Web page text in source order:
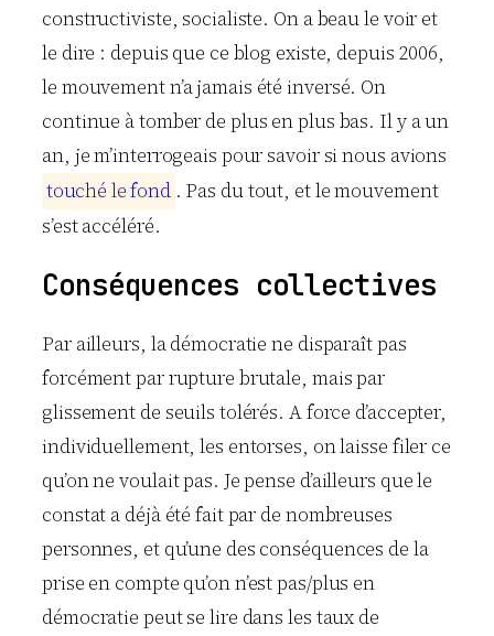
constructiviste, socialiste. On a beau le voir et
le dire : depuis que ce blog existe, depuis 2006,
le mouvement n’a jamais été inversé. On
continue à tomber de plus en plus bas. Il y a un
an, je m’interrogeais pour savoir si nous avions
touché lefond . Pas du tout, et le mouvement
s’est accéléré.
Conséquences collectives
Par ailleurs, la démocratie ne disparaît pas
forcément par rupture brutale, mais par
glissement de seuils tolérés. A force d’accepter,
individuellement, les entorses, on laisse filer ce
qu’on ne voulait pas. Je pense d’ailleurs que le
constat a déjà été fait par de nombreuses
personnes, et qu’une des conséquences de la
prise en compte qu’on n’est pas/plus en
démocratie peut se lire dans les taux de